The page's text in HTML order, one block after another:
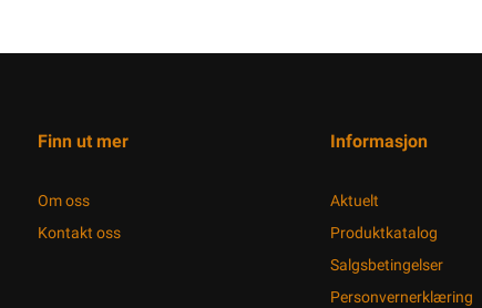
Finn ut mer
Om oss
Kontakt oss
Informasjon
Aktuelt
Produktkatalog
Salgsbetingelser
Personvernerklæring